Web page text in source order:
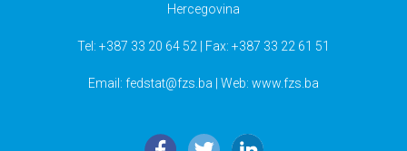
Hercegovina
Tel: +387 33 20 64 52 | Fax: +387 33 22 61 51
Email: fedstat@fzs.ba | Web: www.fzs.ba